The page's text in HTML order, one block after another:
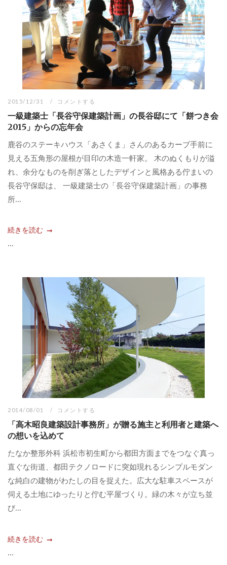
2015/12/31 コメントする
一級建築士「長谷守保建築計画」の長谷邸にて「餅つき会
2015」からの忘年会
鹿谷のステーキハウス「あさくま」さんのあるカーブ手前に
見える五角形の屋根が目印の木造一軒家。 木のぬくもりが溢
れ、余分なものを削ぎ落としたデザインと風格ある佇まいの
長谷守保邸は、 一級建築士の「長谷守保建築計画」の事務
所...
続きを読む
...
2014/08/01 コメントする
「高木昭良建築設計事務所」が贈る施主と利用者と建築へ
の想いを込めて
たなか整形外科 浜松市初生町から都田方面までをつなぐ真っ
直ぐな街道、都田テクノロードに突如現れるシンプルモダン
な純白の建物がわたしの目を捉えた。広大な駐車スペースが
伺える土地にゆったりと佇む平屋づくり。緑の木々が立ち並
び...
続きを読む
...